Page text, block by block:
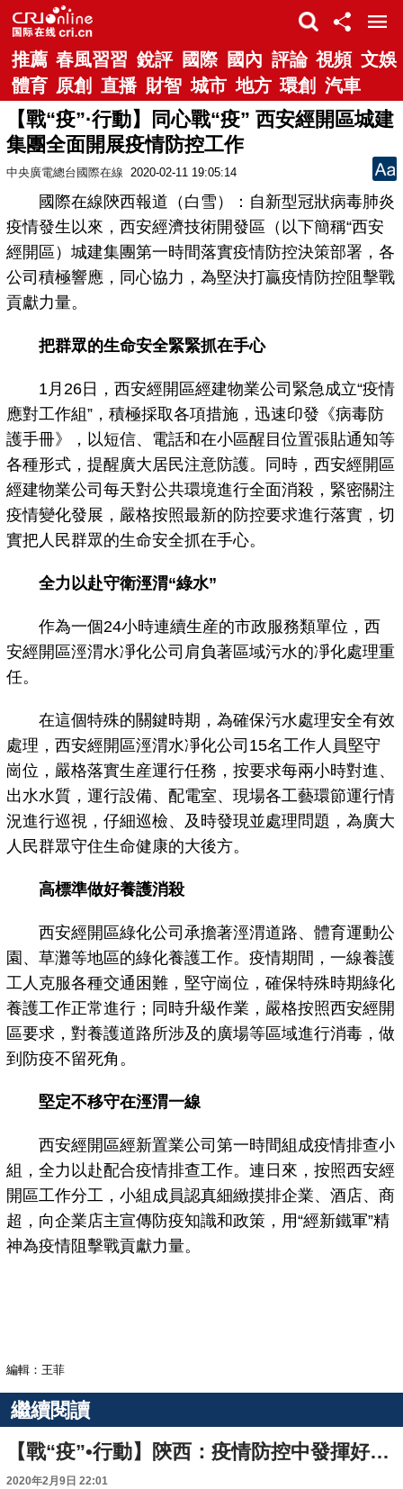
推薦 春風習習 銳評 國際 國內 評論 視頻 文娛
體育 原創 直播 財智 城市 地方 環創 汽車
【戰“疫”·行動】同心戰“疫” 西安經開區城建
集團全面開展疫情防控工作
中央廣電總台國際在線 2020-02-11 19:05:14
國際在線陝西報道（白雪）：自新型冠狀病毒肺炎
疫情發生以來，西安經濟技術開發區（以下簡稱“西安
經開區）城建集團第一時間落實疫情防控決策部署，各
公司積極響應，同心協力，為堅決打贏疫情防控阻擊戰
貢獻力量。
把群眾的生命安全緊緊抓在手心
1月26日，西安經開區經建物業公司緊急成立“疫情
應對工作組”，積極採取各項措施，迅速印發《病毒防
護手冊》，以短信、電話和在小區醒目位置張貼通知等
各種形式，提醒廣大居民注意防護。同時，西安經開區
經建物業公司每天對公共環境進行全面消殺，緊密關注
疫情變化發展，嚴格按照最新的防控要求進行落實，切
實把人民群眾的生命安全抓在手心。
全力以赴守衛涇渭“綠水”
作為一個24小時連續生産的市政服務類單位，西
安經開區涇渭水凈化公司肩負著區域污水的凈化處理重
任。
在這個特殊的關鍵時期，為確保污水處理安全有效
處理，西安經開區涇渭水凈化公司15名工作人員堅守
崗位，嚴格落實生産運行任務，按要求每兩小時對進、
出水水質，運行設備、配電室、現場各工藝環節運行情
況進行巡視，仔細巡檢、及時發現並處理問題，為廣大
人民群眾守住生命健康的大後方。
高標準做好養護消殺
西安經開區綠化公司承擔著涇渭道路、體育運動公
園、草灘等地區的綠化養護工作。疫情期間，一線養護
工人克服各種交通困難，堅守崗位，確保特殊時期綠化
養護工作正常進行；同時升級作業，嚴格按照西安經開
區要求，對養護道路所涉及的廣場等區域進行消毒，做
到防疫不留死角。
堅定不移守在涇渭一線
西安經開區經新置業公司第一時間組成疫情排查小
組，全力以赴配合疫情排查工作。連日來，按照西安經
開區工作分工，小組成員認真細緻摸排企業、酒店、商
超，向企業店主宣傳防疫知識和政策，用“經新鐵軍”精
神為疫情阻擊戰貢獻力量。
編輯：王菲
繼續閱讀
【戰“疫”•行動】陝西：疫情防控中發揮好認證檢驗檢測機構技術支撐和服務保障作用
2020年2月9日 22:01